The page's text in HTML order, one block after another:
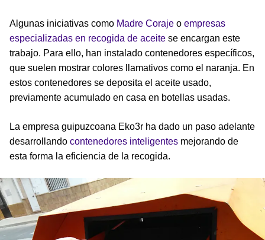
Algunas iniciativas como Madre Coraje o empresas
especializadas en recogida de aceite se encargan este
trabajo. Para ello, han instalado contenedores específicos,
que suelen mostrar colores llamativos como el naranja. En
estos contenedores se deposita el aceite usado,
previamente acumulado en casa en botellas usadas.
La empresa guipuzcoana Eko3r ha dado un paso adelante
desarrollando contenedores inteligentes mejorando de
esta forma la eficiencia de la recogida.